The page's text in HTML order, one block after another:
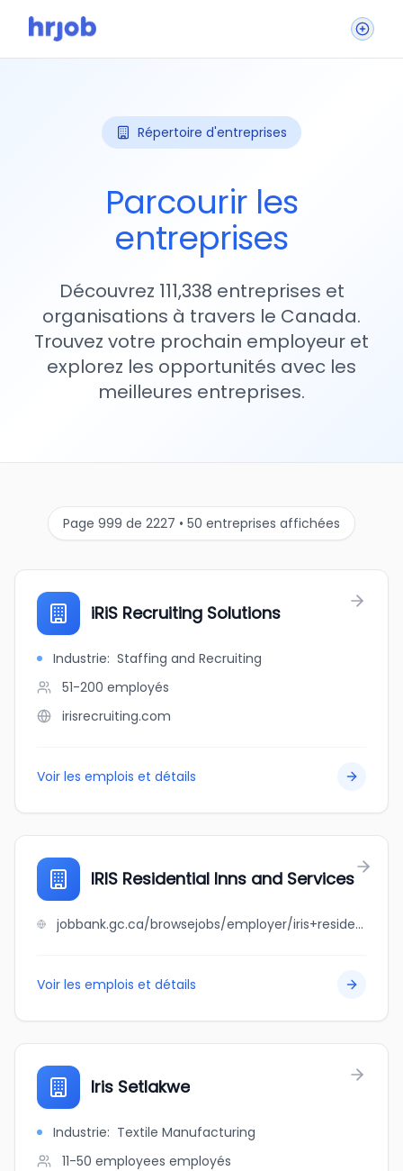
Répertoire d'entreprises
Parcourir les
entreprises
Découvrez 111,338 entreprises et
organisations à travers le Canada.
Trouvez votre prochain employeur et
explorez les opportunités avec les
meilleures entreprises.
Page 999 de 2227 • 50 entreprises affichées
iRiS Recruiting Solutions
Industrie: Staffing and Recruiting
51-200 employés
irisrecruiting.com
Voir les emplois et détails
IRIS Residential Inns and Services
jobbank.gc.ca/browsejobs/employer/iris+residential+inns+and+services/ca
Voir les emplois et détails
Iris Setlakwe
Industrie: Textile Manufacturing
11-50 employees employés